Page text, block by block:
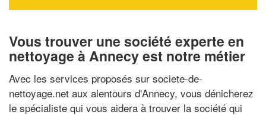
Vous trouver une société experte en
nettoyage à Annecy est notre métier
Avec les services proposés sur societe-de-
nettoyage.net aux alentours d'Annecy, vous dénicherez
le spécialiste qui vous aidera à trouver la société qui